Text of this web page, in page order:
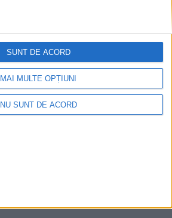
MAI MULTE OPȚIUNI
NU SUNT DE ACORD
SUNT DE ACORD
Istoricul Florin Pintescu le
va vorbi elevilor de la
”Eminescu” despre Unirea
Principatelor Române:
Dacă marile momente ale